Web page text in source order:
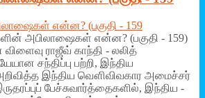
அபிலாஷைகள் என்ன? (பகுதி - 159)
விளைவு ராஜீவ் காந்தி - லலித்
சந்திப்பு பற்றி, இந்திய
இந்திய வௌிவிவகார அமைச்சர்
பேச்சுவார்த்தைகளில், இந்திய -